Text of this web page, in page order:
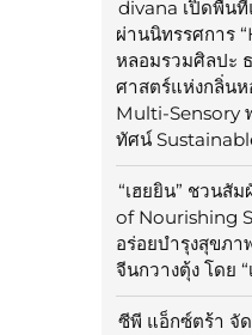
divana เปิดพื้น
ผ่านนิทรรศการ
หลอมรวมศิลปะ
ศาสตร์แห่งกลิ่น
Multi-Sensory
ทัศน์
“เฮยยิน” ชวนสั
of Nourishing
อร่อยบำรุงสุขภ
จีนกวางตุ้ง โดย
ซีพี แอ็กซ์ตร้า จัด